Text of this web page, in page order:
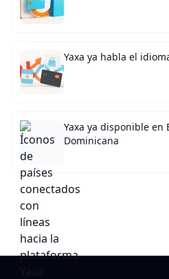
Yaxa ya habla el
Yaxa ya disponible en
Dominicana